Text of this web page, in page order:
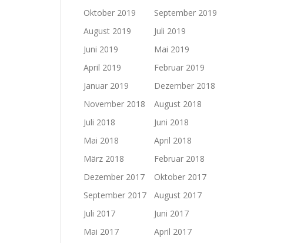
Oktober 2019
September 2019
August 2019
Juli 2019
Juni 2019
Mai 2019
April 2019
Februar 2019
Januar 2019
Dezember 2018
November 2018
August 2018
Juli 2018
Juni 2018
Mai 2018
April 2018
März 2018
Februar 2018
Dezember 2017
Oktober 2017
September 2017
August 2017
Juli 2017
Juni 2017
Mai 2017
April 2017